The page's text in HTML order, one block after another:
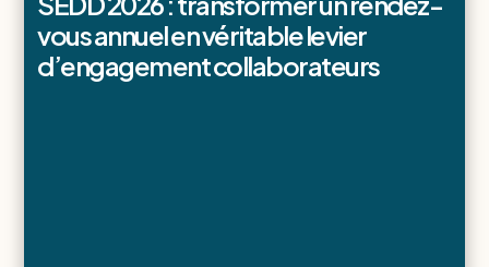
vous annuel en véritable levier
d’engagement collaborateurs